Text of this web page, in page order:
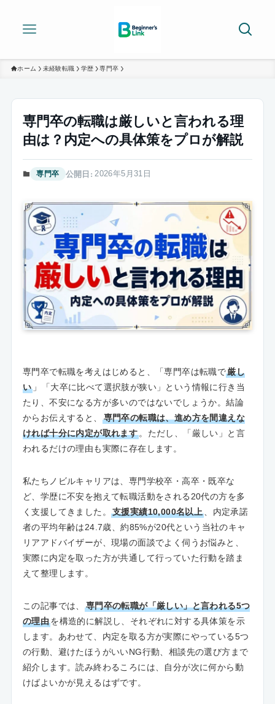
ホーム 未経験転職 学歴 専門卒
専門卒の転職は厳しいと言われる理
由は？内定への具体策をプロが解説
専門卒 2026年5月31日
専門卒で転職を考えはじめると、「専門卒は転職で厳し
い 」「大卒に比べて選択肢が狭い」という情報に行き当
たり、不安になる方が多いのではないでしょうか。結論
からお伝えすると、
専門卒の転職は、進め方を間違えな
ければ十分に内定が取れます。ただし、「厳しい」と言
われるだけの理由も実際に存在します。
私たちノビルキャリアは、専門学校卒・高卒・既卒な
ど、学歴に不安を抱えて転職活動をされる20代の方を多
く支援してきました。
支援実績10,000名以上、内定承諾
者の平均年齢は24.7歳、約85%が20代という当社のキャ
リアアドバイザーが、現場の面談でよく伺うお悩みと、
実際に内定を取った方が共通して行っていた行動を踏ま
えて整理します。
この記事では、
専門卒の転職が「厳しい」と言われる5つ
の理由を構造的に解説し、それぞれに対する具体策を示
します。あわせて、内定を取る方が実際にやっている5つ
の行動、避けたほうがいいNG行動、相談先の選び方まで
紹介します。読み終わるころには、自分が次に何から動
けばよいかが見えるはずです。